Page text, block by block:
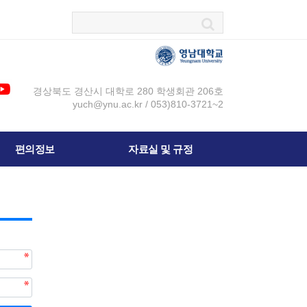
경상북도 경산시 대학로 280 학생회관 206호
yuch@ynu.ac.kr / 053)810-3721~2
편의정보 자료실 및 규정